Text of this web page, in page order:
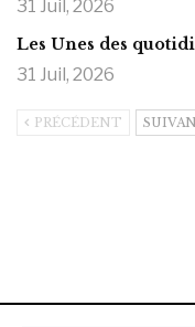
31 Juil, 2026
Les Unes des
31 Juil, 2026
PRÉCÉDENT